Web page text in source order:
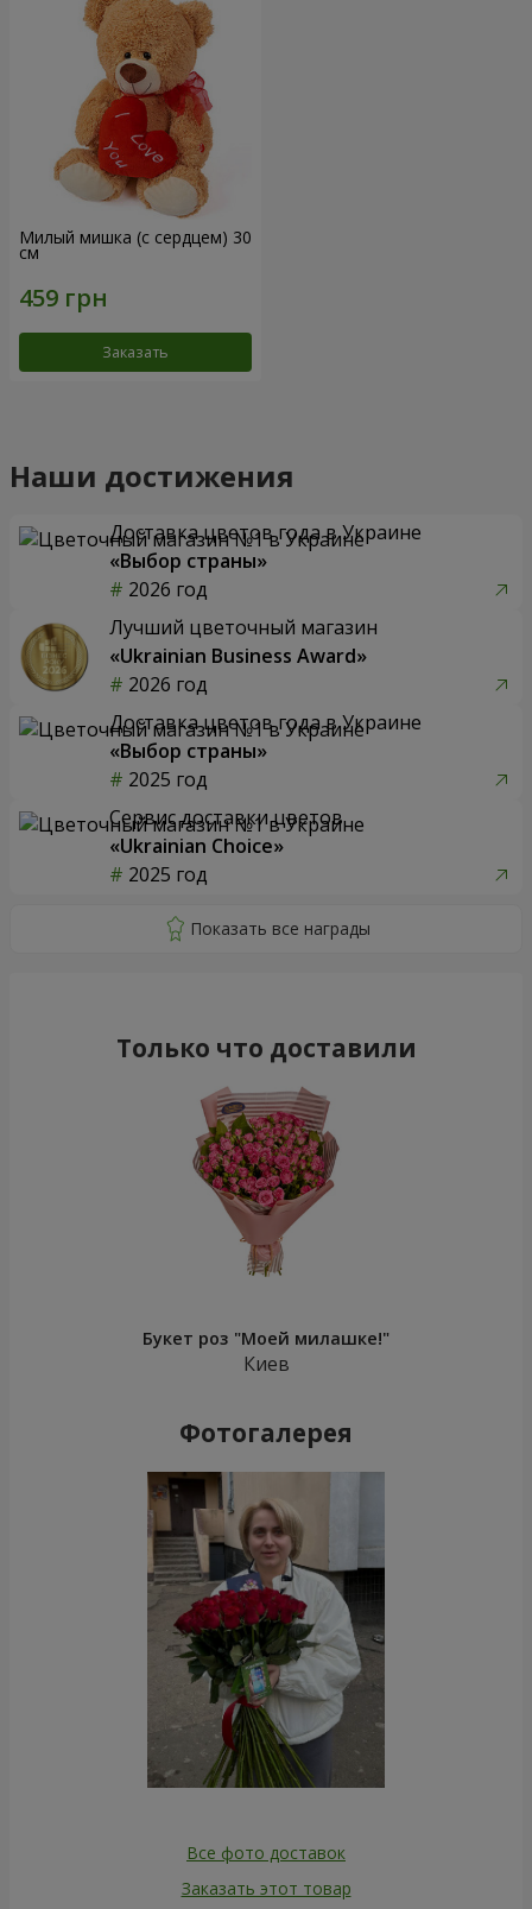
Милый мишка (с сердцем) 30
см
Заказать
Наши достижения
Доставка цветов года в Украине
«Выбор страны»
2026 год
Лучший цветочный магазин
«Ukrainian Business Award»
2026 год
Доставка цветов года в Украине
«Выбор страны»
2025 год
Сервис доставки цветов
«Ukrainian Choice»
2025 год
Только что доставили
Букет роз "Моей милашке!"
Киев
Фотогалерея
Все фото доставок
Заказать этот товар